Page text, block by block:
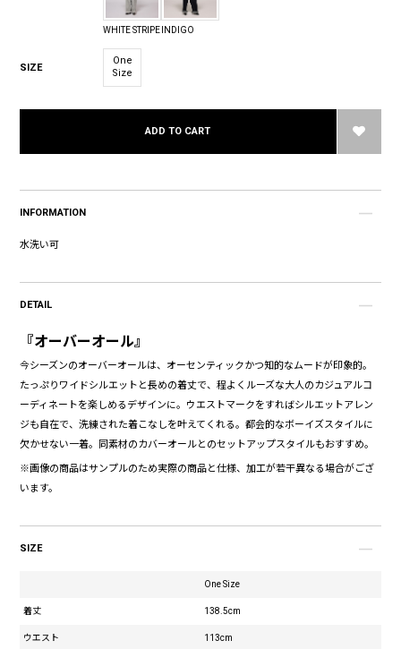
WHITE STRIPE INDIGO
SIZE
One
Size
ADD TO CART
INFORMATION
水洗い可
DETAIL
『オーバーオール』
今シーズンのオーバーオールは、オーセンティックかつ知的なムードが印象的。
たっぷりワイドシルエットと長めの着丈で、程よくルーズな大人のカジュアルコ
ーディネートを楽しめるデザインに。ウエストマークをすればシルエットアレン
ジも自在で、洗練された着こなしを叶えてくれる。都会的なボーイズスタイルに
欠かせない一着。同素材のカバーオールとのセットアップスタイルもおすすめ。
※画像の商品はサンプルのため実際の商品と仕様、加工が若干異なる場合がござ
います。
SIZE
着丈
ウエスト
One Size
138.5cm
113cm